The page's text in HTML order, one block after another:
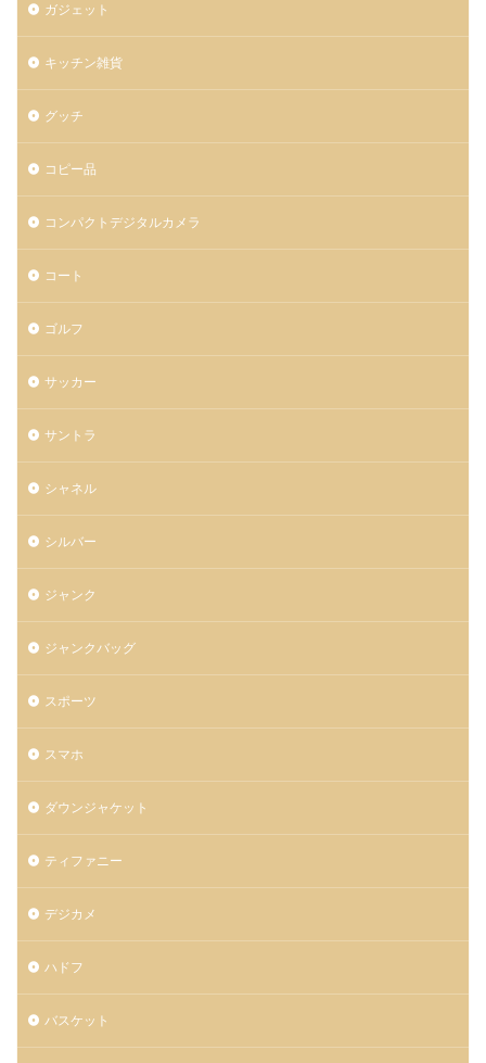
ガジェット
キッチン雑貨
グッチ
コピー品
コンパクトデジタルカメラ
コート
ゴルフ
サッカー
サントラ
シャネル
シルバー
ジャンク
ジャンクバッグ
スポーツ
スマホ
ダウンジャケット
ティファニー
デジカメ
ハドフ
バスケット